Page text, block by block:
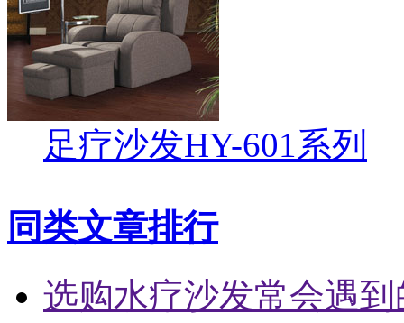
足疗沙发HY-601系列
同类文章排行
选购水疗沙发常会遇